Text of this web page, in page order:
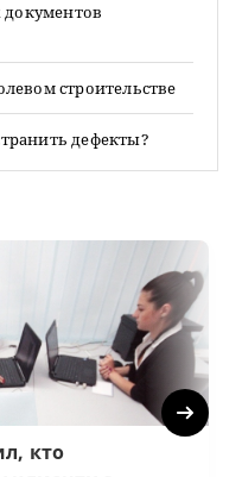
строительстве
дефекты?
кто
Next